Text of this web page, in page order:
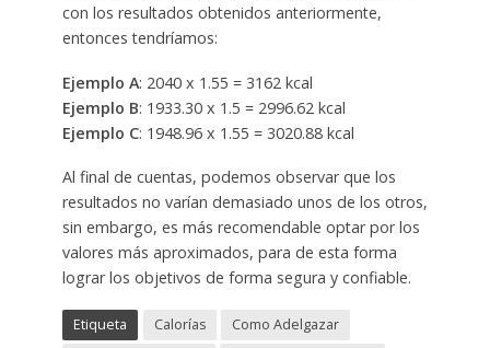
con los resultados obtenidos anteriormente,
entonces tendríamos:
Ejemplo A: 2040 x 1.55 = 3162 kcal
Ejemplo B: 1933.30 x 1.5 = 2996.62 kcal
Ejemplo C: 1948.96 x 1.55 = 3020.88 kcal
Al final de cuentas, podemos observar que los
resultados no varían demasiado unos de los otros,
sin embargo, es más recomendable optar por los
valores más aproximados, para de esta forma
lograr los objetivos de forma segura y confiable.
Etiqueta Calorías
Como Adelgazar